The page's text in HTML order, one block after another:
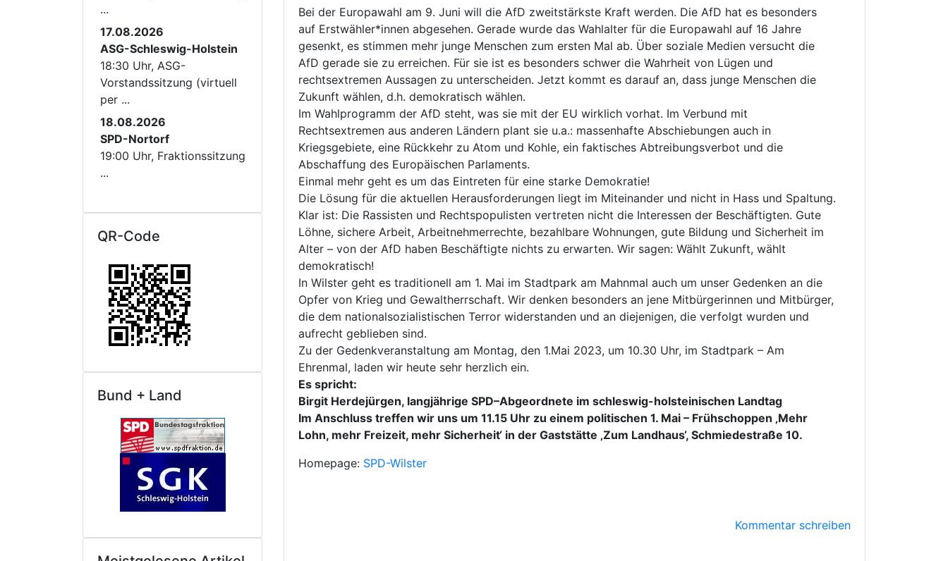
...
17.08.2026
ASG-Schleswig-Holstein
18:30 Uhr, ASG-
Vorstandssitzung (virtuell
per ...
18.08.2026
SPD-Nortorf
19:00 Uhr, Fraktionssitzung
...
QR-Code
Bund + Land
Bei der Europawahl am 9. Juni will die AfD zweitstärkste Kraft werden. Die AfD hat es besonders
auf Erstwähler*innen abgesehen. Gerade wurde das Wahlalter für die Europawahl auf 16 Jahre
gesenkt, es stimmen mehr junge Menschen zum ersten Mal ab. Über soziale Medien versucht die
AfD gerade sie zu erreichen. Für sie ist es besonders schwer die Wahrheit von Lügen und
rechtsextremen Aussagen zu unterscheiden. Jetzt kommt es darauf an, dass junge Menschen die
Zukunft wählen, d.h. demokratisch wählen.
Im Wahlprogramm der AfD steht, was sie mit der EU wirklich vorhat. Im Verbund mit
Rechtsextremen aus anderen Ländern plant sie u.a.: massenhafte Abschiebungen auch in
Kriegsgebiete, eine Rückkehr zu Atom und Kohle, ein faktisches Abtreibungsverbot und die
Abschaffung des Europäischen Parlaments.
Einmal mehr geht es um das Eintreten für eine starke Demokratie!
Die Lösung für die aktuellen Herausforderungen liegt im Miteinander und nicht in Hass und Spaltung.
Klar ist: Die Rassisten und Rechtspopulisten vertreten nicht die Interessen der Beschäftigten. Gute
Löhne, sichere Arbeit, Arbeitnehmerrechte, bezahlbare Wohnungen, gute Bildung und Sicherheit im
Alter – von der AfD haben Beschäftigte nichts zu erwarten. Wir sagen: Wählt Zukunft, wählt
demokratisch!
In Wilster geht es traditionell am 1. Mai im Stadtpark am Mahnmal auch um unser Gedenken an die
Opfer von Krieg und Gewaltherrschaft. Wir denken besonders an jene Mitbürgerinnen und Mitbürger,
die dem nationalsozialistischen Terror widerstanden und an diejenigen, die verfolgt wurden und
aufrecht geblieben sind.
Zu der Gedenkveranstaltung am Montag, den 1.Mai 2023, um 10.30 Uhr, im Stadtpark – Am
Ehrenmal, laden wir heute sehr herzlich ein.
Es spricht:
Birgit Herdejürgen, langjährige SPD–Abgeordnete im schleswig-holsteinischen Landtag
Im Anschluss treffen wir uns um 11.15 Uhr zu einem politischen 1. Mai – Frühschoppen ‚Mehr
Lohn, mehr Freizeit, mehr Sicherheit‘ in der Gaststätte ‚Zum Landhaus‘, Schmiedestraße 10.
Homepage: SPD-Wilster
Kommentar schreiben